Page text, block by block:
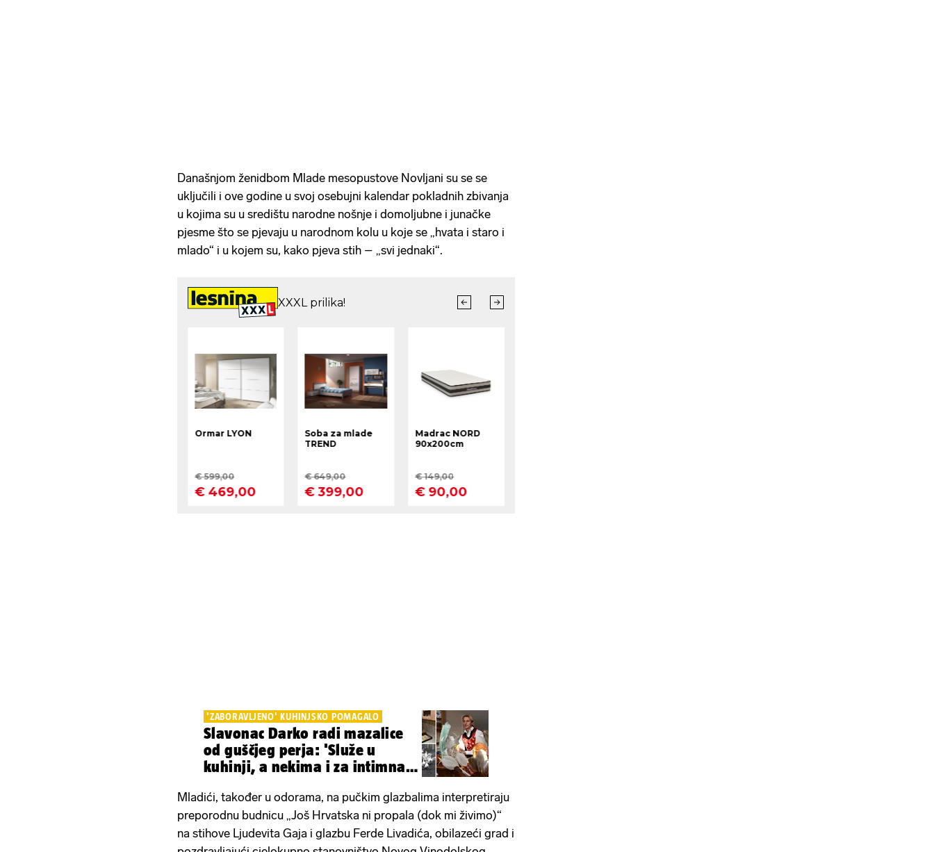
Današnjom ženidbom Mlade mesopustove Novljani su se se
uključili i ove godine u svoj osebujni kalendar pokladnih zbivanja
u kojima su u središtu narodne nošnje i domoljubne i junačke
pjesme što se pjevaju u narodnom kolu u koje se „hvata i staro i
mlado“ i u kojem su, kako pjeva stih – „svi jednaki“.
'ZABORAVLJENO' KUHINJSKO POMAGALO
Slavonac Darko radi mazalice
od guščjeg perja: 'Služe u
kuhinji, a nekima i za intimna
Mladići, također u odorama, na pučkim glazbalima interpretiraju
preporodnu budnicu „Još Hrvatska ni propala (dok mi živimo)“
na stihove Ljudevita Gaja i glazbu Ferde Livadića, obilazeći grad i